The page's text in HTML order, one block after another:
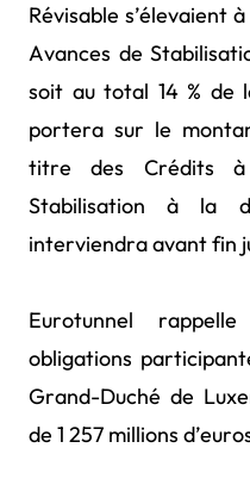
Révisable s’élevaient
Avances de
soit au total 14 % de
portera sur le
titre des Crédits
Stabilisation à la
interviendra avant fin
Eurotunnel
obligations
Grand-Duché de
de 1 257 millions